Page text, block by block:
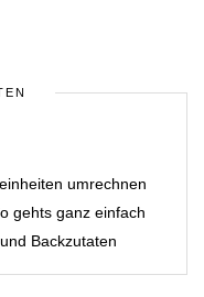
umrechnen
gehts ganz einfach
Backzutaten